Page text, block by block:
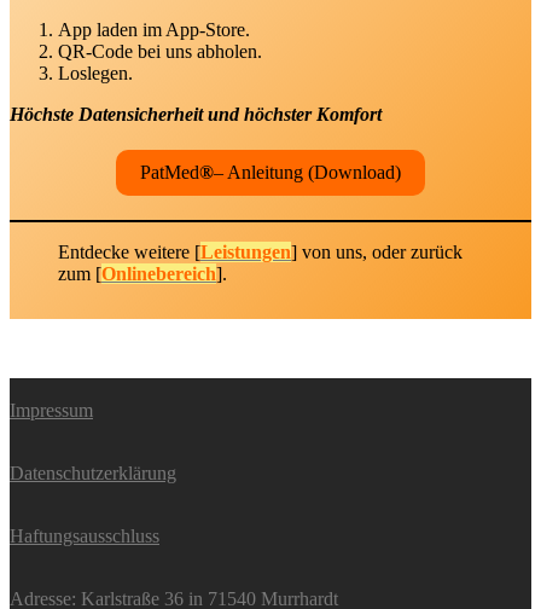
App laden im App-Store.
QR-Code bei uns abholen.
Loslegen.
Höchste Datensicherheit und höchster Komfort
PatMed®– Anleitung (Download)
Entdecke weitere [Leistungen] von uns, oder zurück
zum [Onlinebereich].
Impressum
Datenschutzerklärung
Haftungsausschluss
Adresse: Karlstraße 36 in 71540 Murrhardt